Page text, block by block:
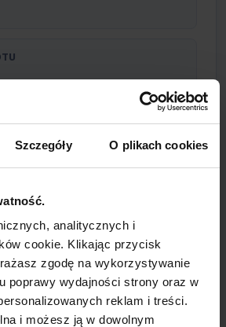
Szczegóły O plikach cookies
analitycznych i
cookie. Klikając przycisk
zgodę na wykorzystywanie
poprawy wydajności strony oraz w
reklam i treści.
i możesz ją w dowolnym
karta